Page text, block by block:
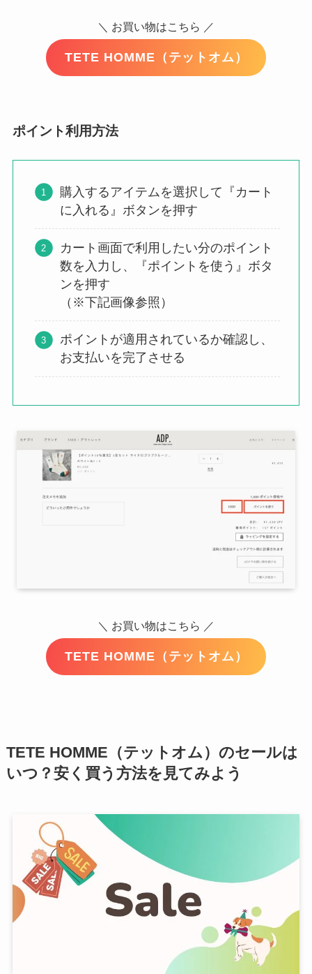
＼ お買い物はこちら ／
TETE HOMME（テットオム）
ポイント利用方法
購入するアイテムを選択して『カート
に入れる』ボタンを押す
カート画面で利用したい分のポイント
数を入力し、『ポイントを使う』ボタ
ンを押す
（※下記画像参照）
ポイントが適用されているか確認し、
お支払いを完了させる
＼ お買い物はこちら ／
TETE HOMME（テットオム）
TETE HOMME（テットオム）のセールは
いつ？安く買う方法を見てみよう